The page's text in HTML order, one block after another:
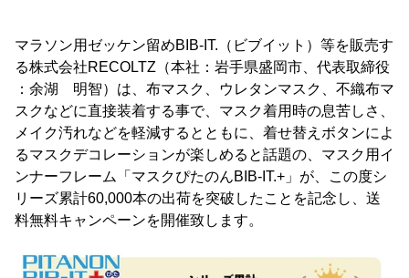
マラソン用ゼッケン留めBIB-IT.（ビブイット）等を販売す
る株式会社RECOLTZ（本社：岩手県盛岡市、代表取締役
：余湖 明智）は、布マスク、ウレタンマスク、不織布マ
スクなどに直接装着する事で、マスク着用時の息苦しさ、
メイク汚れなどを軽減するとともに、着せ替えボタンによ
るマスクデコレーションが楽しめると話題の、マスク用イ
ンナーフレーム「マスクぴたのんBIB-IT.+」が、この度シ
リーズ累計60,000本の出荷を突破したことを記念し、送
料無料キャンペーンを開催致します。